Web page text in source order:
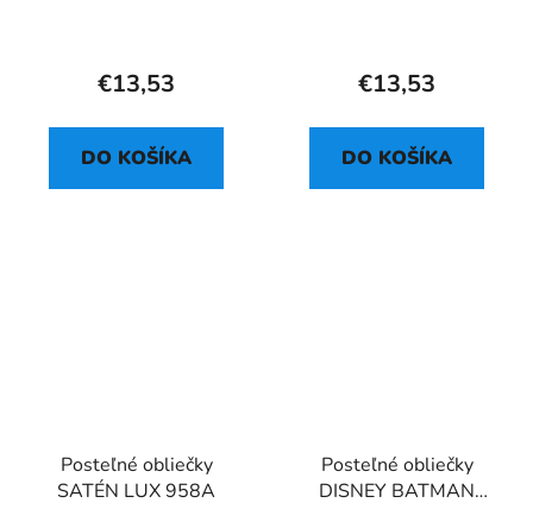
€13,53
DO KOŠÍKA
€13,53
DO KOŠÍKA
Posteľné obliečky
SATÉN LUX 958A
Posteľné obliečky
DISNEY BATMAN